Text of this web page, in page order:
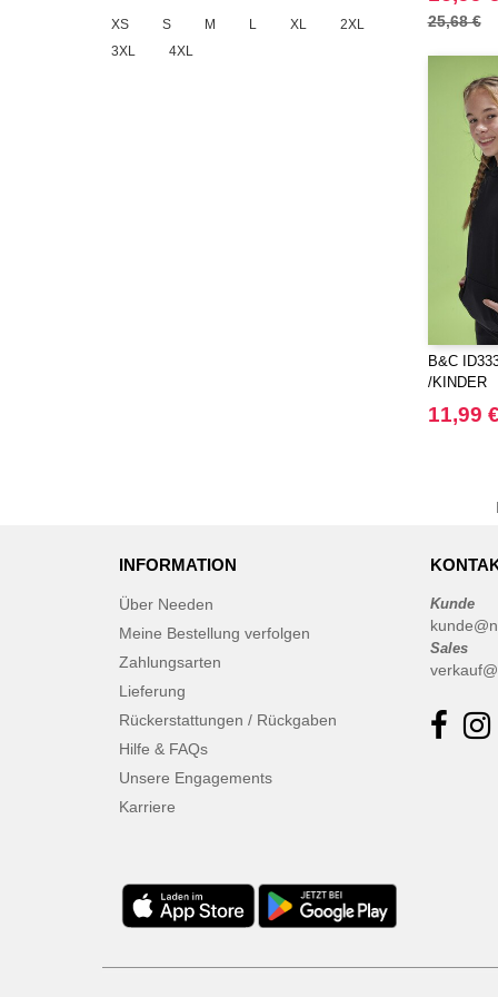
Produkt JACK & JONES
XS S M L XL
2XL
3XL
4XL
25,68 €
B&C
/KINDER
11,99 €
INFORMATION
Über Needen
Meine Bestellung verfolgen
Zahlungsarten
Lieferung
Rückerstattungen / Rückgaben
Hilfe & FAQs
Unsere Engagements
Karriere
Kunde
Sales